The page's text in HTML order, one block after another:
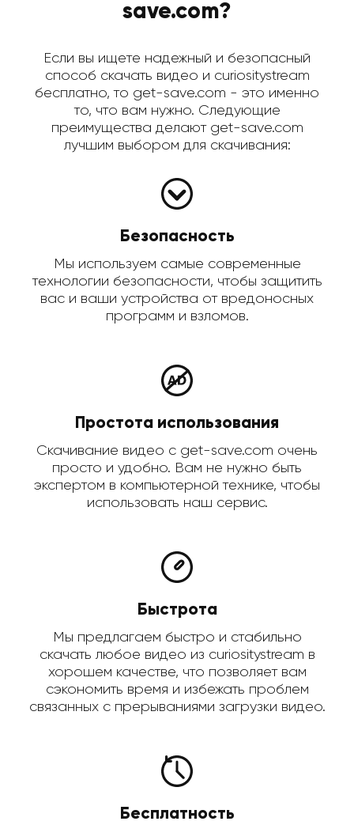
save.com?
Если вы ищете надежный и безопасный
способ скачать видео и curiositystream
бесплатно, то get-save.com - это именно
то, что вам нужно. Следующие
преимущества делают get-save.com
лучшим выбором для скачивания:
Безопасность
Мы используем самые современные
технологии безопасности, чтобы защитить
вас и ваши устройства от вредоносных
программ и взломов.
Простота использования
Скачивание видео с get-save.com очень
просто и удобно. Вам не нужно быть
экспертом в компьютерной технике, чтобы
использовать наш сервис.
Быстрота
Мы предлагаем быстро и стабильно
скачать любое видео из curiositystream в
хорошем качестве, что позволяет вам
сэкономить время и избежать проблем
связанных с прерываниями загрузки видео.
Бесплатность